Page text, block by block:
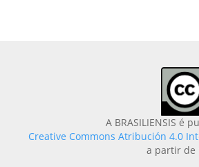
A BRASILIENSIS é
Creative Commons Atribución 4.0
a partir de